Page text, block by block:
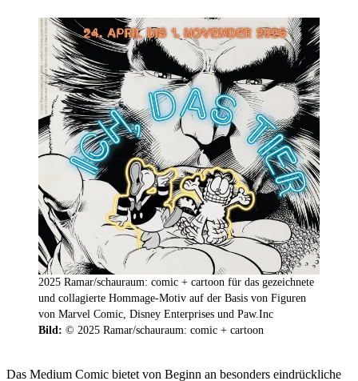
2025 Ramar/schauraum: comic + cartoon für das gezeichnete
und collagierte Hommage-Motiv auf der Basis von Figuren
von Marvel Comic, Disney Enterprises und Paw.Inc
Bild: © 2025 Ramar/schauraum: comic + cartoon
Das Medium Comic bietet von Beginn an besonders eindrückliche